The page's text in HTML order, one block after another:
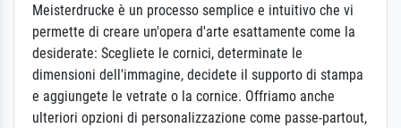
Meisterdrucke è un processo semplice e intuitivo che vi
permette di creare un'opera d'arte esattamente come la
desiderate: Scegliete le cornici, determinate le
dimensioni dell'immagine, decidete il supporto di stampa
e aggiungete le vetrate o la cornice. Offriamo anche
ulteriori opzioni di personalizzazione come passe-partout,